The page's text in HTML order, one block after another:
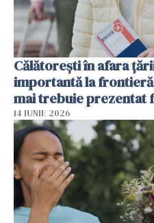
Călătorești în afara
importantă la
mai trebuie prezentat
14 IUNIE 2026